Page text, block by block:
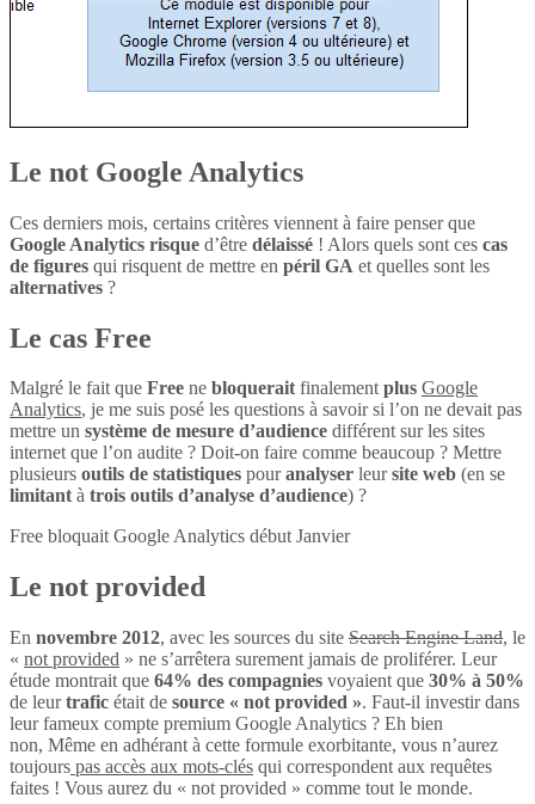
Le not Google Analytics
Ces derniers mois, certains critères viennent à faire penser que
Google Analytics risque d’être délaissé ! Alors quels sont ces cas
de figures qui risquent de mettre en péril GA et quelles sont les
alternatives ?
Le cas Free
Malgré le fait que Free ne bloqueraitfinalementplus Google
Analytics, je me suis posé les questions à savoir si l’on ne devait pas
mettre un système de mesure d’audience différent sur les sites
internet que l’on audite ? Doit-on faire comme beaucoup ? Mettre
plusieurs outils de statistiques pouranalyser leursite web (en se
limitantà trois outils d’analyse d’audience) ?
Free bloquait Google Analytics début Janvier
Le not provided
En novembre 2012, avec les sources du site Search Engine Land, le
« not provided » ne s’arrêtera surement jamais de proliférer. Leur
étude montrait que 64% des compagnies voyaient que 30% à 50%
de leurtrafic était de source « not provided ». Faut-il investir dans
leur fameux compte premium Google Analytics ? Eh bien
non, Même en adhérant à cette formule exorbitante, vous n’aurez
toujours pas accès aux mots-clés qui correspondent aux requêtes
faites ! Vous aurez du « not provided » comme tout le monde.